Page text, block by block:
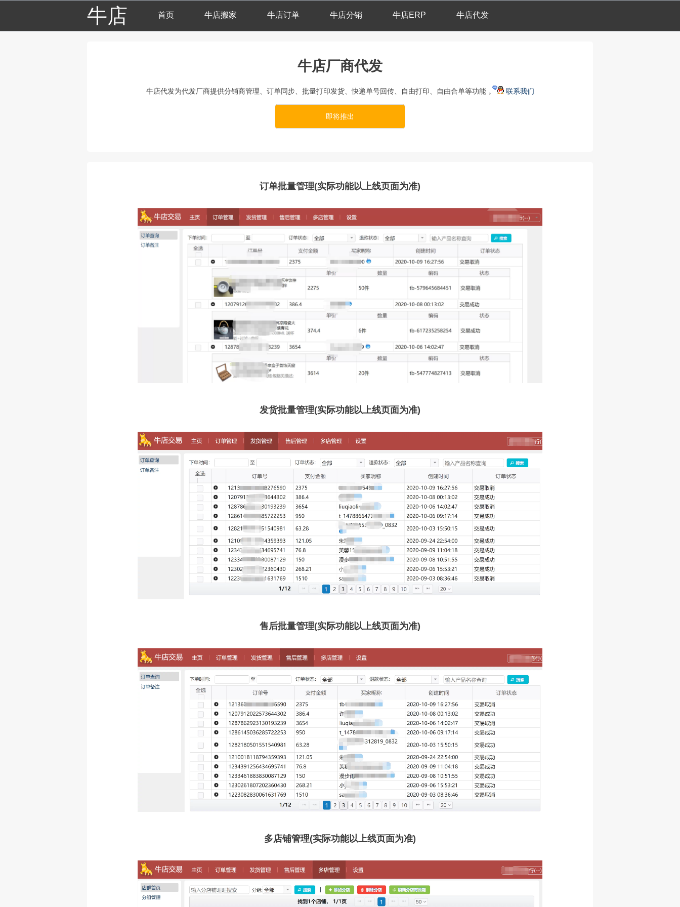
牛店 首页 牛店搬家 牛店订单 牛店分销 牛店ERP 牛店代发
牛店厂商代发
牛店代发为代发厂商提供分销商管理、订单同步、批量打印发货、快递单号回传、自由打印、自由合单等功能 。 联系我们
即将推出
订单批量管理(实际功能以上线页面为准)
发货批量管理(实际功能以上线页面为准)
售后批量管理(实际功能以上线页面为准)
多店铺管理(实际功能以上线页面为准)